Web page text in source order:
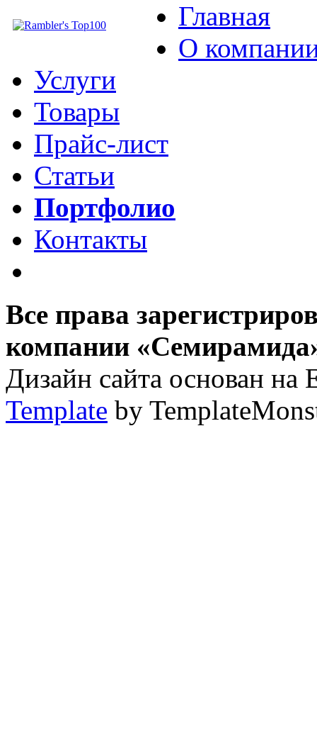
Главная
О
Услуги
Товары
Прайс-лист
Статьи
Портфолио
Контакты
Все права
компании
Дизайн сайта основан
Template by